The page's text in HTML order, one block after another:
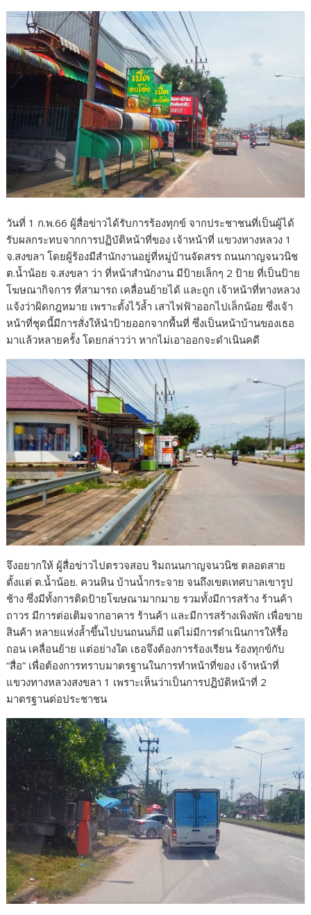
วันที่ 1 ก.พ.66 ผู้สื่อข่าวได้รับการร้องทุกข์ จากประชาชนที่เป็นผู้ได้
รับผลกระทบจากการปฏิบัติหน้าที่ของ เจ้าหน้าที่ แขวงทางหลวง 1
จ.สงขลา โดยผู้ร้องมีสำนักงานอยู่ที่หมู่บ้านจัดสรร ถนนกาญจนวนิช
ต.น้ำน้อย จ.สงขลา ว่า ที่หน้าสำนักงาน มีป้ายเล็กๆ 2 ป้าย ที่เป็นป้าย
โฆษณากิจการ ที่สามารถ เคลื่อนย้ายได้ และถูก เจ้าหน้าที่ทางหลวง
แจ้งว่าผิดกฎหมาย เพราะตั้งไว้ล้ำ เสาไฟฟ้าออกไปเล็กน้อย ซึ่งเจ้า
หน้าที่ชุดนี้มีการสั่งให้นำป้ายออกจากพื้นที่ ซึ่งเป็นหน้าบ้านของเธอ
มาแล้วหลายครั้ง โดยกล่าวว่า หากไม่เอาออกจะดำเนินคดี
จึงอยากให้ ผู้สื่อข่าวไปตรวจสอบ ริมถนนกาญจนวนิช ตลอดสาย
ตั้งแต่ ต.น้ำน้อย. ควนหิน บ้านน้ำกระจาย จนถึงเขตเทศบาลเขารูป
ช้าง ซึ่งมีทั้งการติดป้ายโฆษณามากมาย รวมทั้งมีการสร้าง ร้านค้า
ถาวร มีการต่อเติมจากอาคาร ร้านค้า และมีการสร้างเพิงพัก เพื่อขาย
สินค้า หลายแห่งล้ำขึ้นไปบนถนนก็มี แต่ไม่มีการดำเนินการให้รื้อ
ถอน เคลื่อนย้าย แต่อย่างใด เธอจึงต้องการร้องเรียน ร้องทุกข์กับ
“สื่อ” เพื่อต้องการทราบมาตรฐานในการทำหน้าที่ของ เจ้าหน้าที่
แขวงทางหลวงสงขลา 1 เพราะเห็นว่าเป็นการปฏิบัติหน้าที่ 2
มาตรฐานต่อประชาชน